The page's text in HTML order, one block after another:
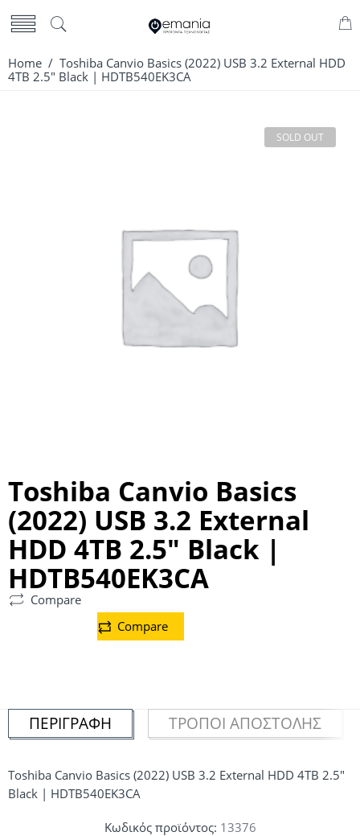
Home / Toshiba Canvio Basics (2022) USB 3.2 External HDD
4TB 2.5″ Black | HDTB540EK3CA
SOLD OUT
Toshiba Canvio Basics
(2022) USB 3.2 External
HDD 4TB 2.5″ Black |
HDTB540EK3CA
Compare
Compare
ΠΕΡΙΓΡΑΦΉ ΤΡΌΠΟΙ ΑΠΟΣΤΟΛΉΣ
Toshiba Canvio Basics (2022) USB 3.2 External HDD 4TB 2.5″
Black | HDTB540EK3CA
Κωδικός προϊόντος: 13376